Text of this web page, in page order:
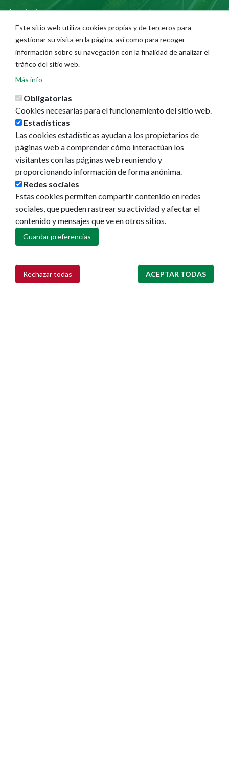
Asociaciones
Cultura
Discapacidad
Diversidad cultural
Ayuntamiento
Áreas municipales
Memorias municipales
Presupuestos
Portal del Empleado
La ciudad
Callejero
GeoPamplona
Direcciones de interés
Descubre Pamplona
Este sitio web utiliza cookies propias y de terceros para
gestionar su visita en la página, así como para recoger
información sobre su navegación con la finalidad de analizar el
tráfico del sitio web.
Más info
Obligatorias
Cookies necesarias para el funcionamiento del sitio web.
Estadísticas
Las cookies estadísticas ayudan a los propietarios de
páginas web a comprender cómo interactúan los
visitantes con las páginas web reuniendo y
proporcionando información de forma anónima.
Redes sociales
Estas cookies permiten compartir contenido en redes
sociales, que pueden rastrear su actividad y afectar el
contenido y mensajes que ve en otros sitios.
Guardar preferencias
Rechazar todas ACEPTAR TODAS
Retirar consentimiento